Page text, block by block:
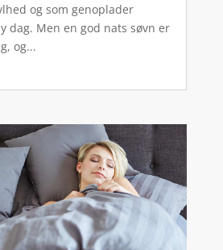
og som genoplader
dag. Men en god nats søvn er
og...